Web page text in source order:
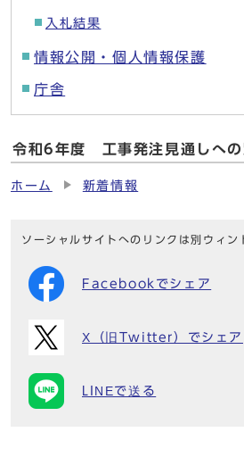
入札結果
情報公開・個人情報保護
庁舎
令和6年度 工事発注見通しへの
ホーム 新着情報
ソーシャルサイトへのリンクは別ウィン
Facebookでシェア
X（旧Twitter）でシェア
LINEで送る